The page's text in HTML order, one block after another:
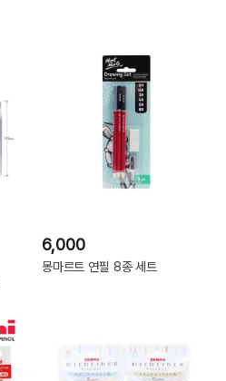
6,000
몽마르트 연필 8종 세트